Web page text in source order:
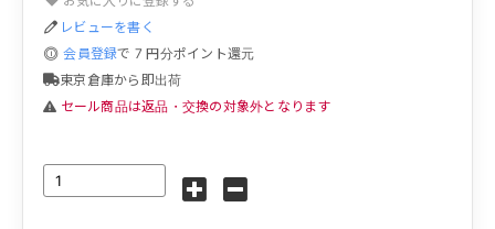
レビューを書く
会員登録で 7円分ポイント還元
東京倉庫から即出荷
セール商品は返品・交換の対象外となります